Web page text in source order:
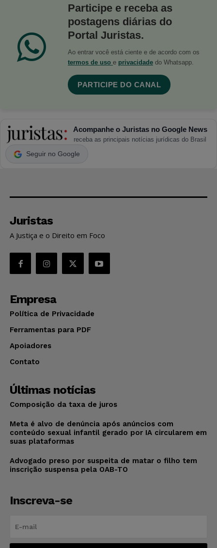
Participe e receba as
postagens diárias do
Portal Juristas.
Ao entrar você está ciente e de acordo com os
termos de uso e privacidade do Whatsapp.
PARTICIPE DO CANAL
Acompanhe o Juristas no Google News
receba as principais notícias jurídicas do Brasil
Seguir no Google
Juristas
A Justiça e o Direito em Foco
Empresa
Política de Privacidade
Ferramentas para PDF
Apoiadores
Contato
Últimas notícias
Composição da taxa de juros
Meta é alvo de denúncia após anúncios com
conteúdo sexual infantil gerado por IA circularem em
suas plataformas
Advogado preso por suspeita de matar o filho tem
inscrição suspensa pela OAB-TO
Inscreva-se